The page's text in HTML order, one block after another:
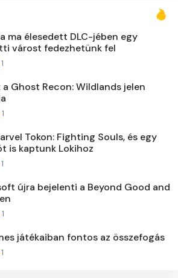
ma élesedett DLC-jében egy
várost fedezhetünk fel
1
Ghost Recon: Wildlands jelen
1
Tokon: Fighting Souls, és egy
is kaptunk Lokihoz
1
újra bejelenti a Beyond Good and
1
játékaiban fontos az összefogás
1